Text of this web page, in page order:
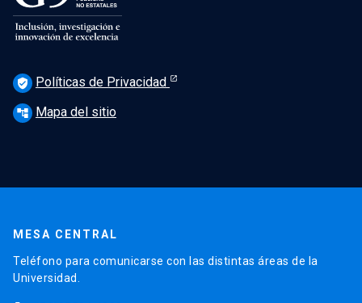
verified_user Políticas de Privacidad
account_tree Mapa del sitio
MESA CENTRAL
Teléfono para comunicarse con las distintas áreas de la
Universidad.